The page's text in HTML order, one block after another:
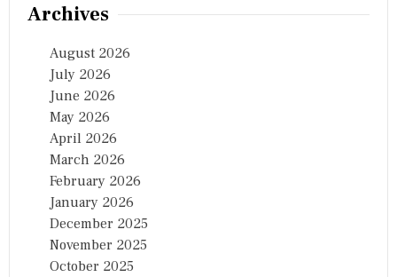
Archives
August 2026
July 2026
June 2026
May 2026
April 2026
March 2026
February 2026
January 2026
December 2025
November 2025
October 2025